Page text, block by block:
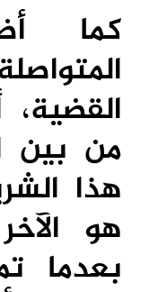
كما
من بين
هذا
هو
بعدما